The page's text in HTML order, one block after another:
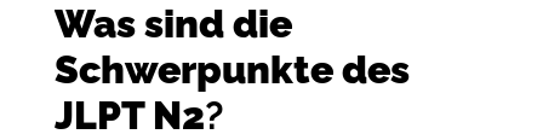
Was sind die
Schwerpunkte des
JLPT N2?